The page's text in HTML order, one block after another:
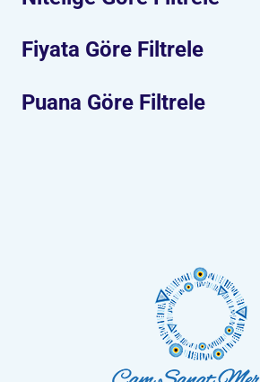
Fiyata Göre Filtrele
Puana Göre Filtrele